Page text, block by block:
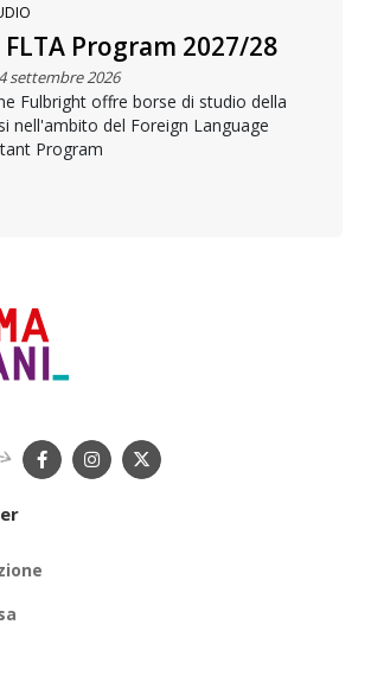
Program 2027/28
settembre 2026
Fulbright offre borse di studio della
nell'ambito del Foreign Language
Program